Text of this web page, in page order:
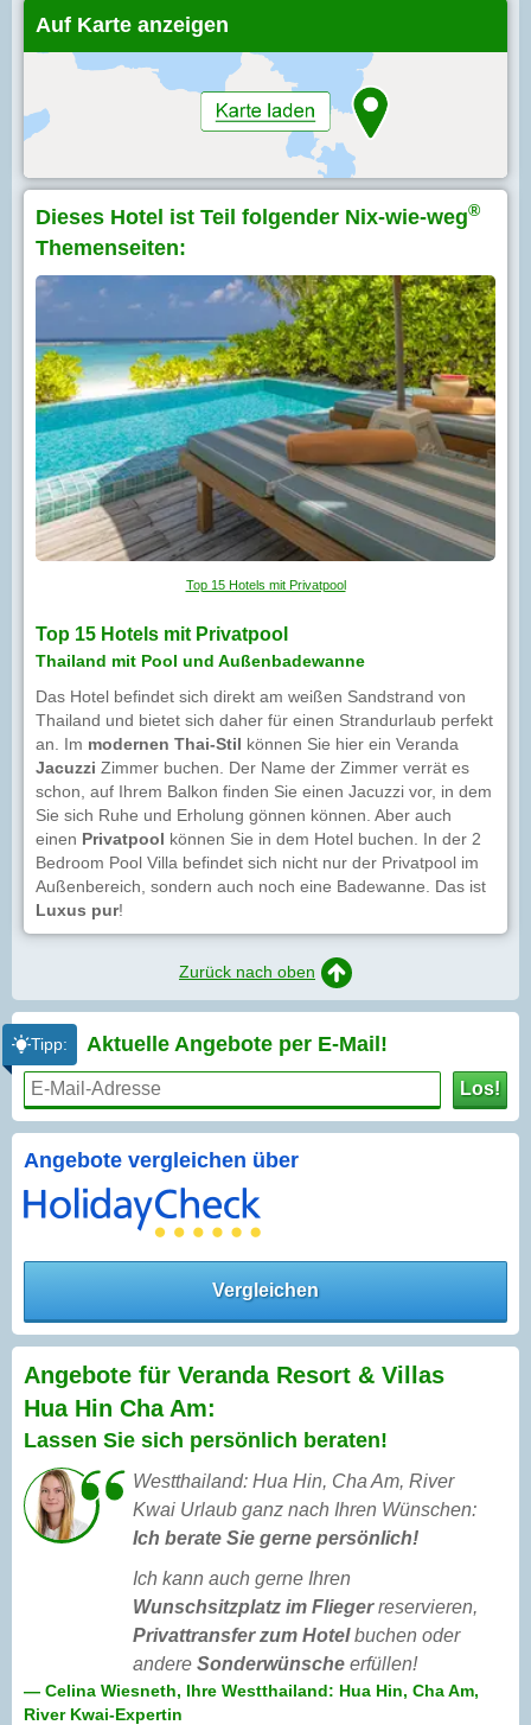
Auf Karte anzeigen
Dieses Hotel ist Teil folgender Nix-wie-weg®
Themenseiten:
Top 15 Hotels mit Privatpool
Top 15 Hotels mit Privatpool
Thailand mit Pool und Außenbadewanne
Das Hotel befindet sich direkt am weißen Sandstrand von
Thailand und bietet sich daher für einen Strandurlaub perfekt
an. Im modernen Thai-Stil können Sie hier ein Veranda
Jacuzzi Zimmer buchen. Der Name der Zimmer verrät es
schon, auf Ihrem Balkon finden Sie einen Jacuzzi vor, in dem
Sie sich Ruhe und Erholung gönnen können. Aber auch
einen Privatpool können Sie in dem Hotel buchen. In der 2
Bedroom Pool Villa befindet sich nicht nur der Privatpool im
Außenbereich, sondern auch noch eine Badewanne. Das ist
Luxus pur!
Zurück nach oben
Tipp: Aktuelle Angebote per E-Mail!
Los!
Angebote vergleichen über
Vergleichen
Angebote für Veranda Resort & Villas
Hua Hin Cha Am:
Lassen Sie sich persönlich beraten!
Westthailand: Hua Hin, Cha Am, River
Kwai Urlaub ganz nach Ihren Wünschen:
Ich berate Sie gerne persönlich!
Ich kann auch gerne Ihren
Wunschsitzplatz im Fliegerreservieren,
Privattransfer zum Hotelbuchen oder
andere Sonderwünsche erfüllen!
— Celina Wiesneth, Ihre Westthailand: Hua Hin, Cha Am,
River Kwai-Expertin